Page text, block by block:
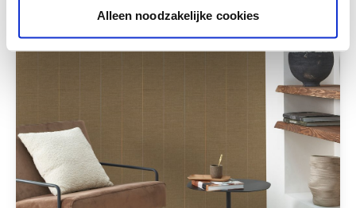
Alleen noodzakelijke cookies